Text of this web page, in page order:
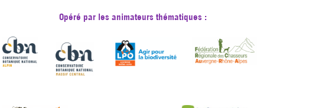
Opéré par les animateurs thématiques :